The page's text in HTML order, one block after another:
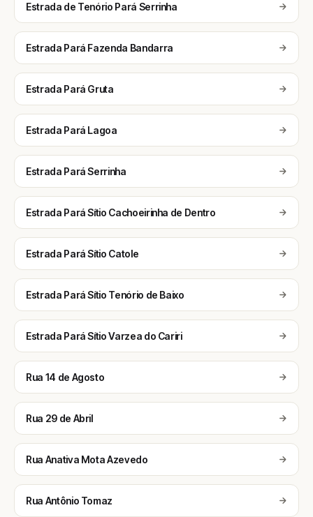
Estrada de Tenório Pará Serrinha
Estrada Pará Fazenda Bandarra
Estrada Pará Gruta
Estrada Pará Lagoa
Estrada Pará Serrinha
Estrada Pará Sítio Cachoeirinha de Dentro
Estrada Pará Sítio Catole
Estrada Pará Sítio Tenório de Baixo
Estrada Pará Sítio Varzea do Cariri
Rua 14 de Agosto
Rua 29 de Abril
Rua Anativa Mota Azevedo
Rua Antônio Tomaz